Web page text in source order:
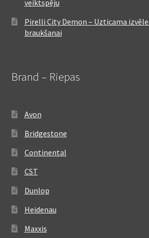
veiktspēju
Pirelli City Demon – Uzticama
braukšanai
Brand – Riepas
Avon
Bridgestone
Continental
CST
Dunlop
Heidenau
Maxxis